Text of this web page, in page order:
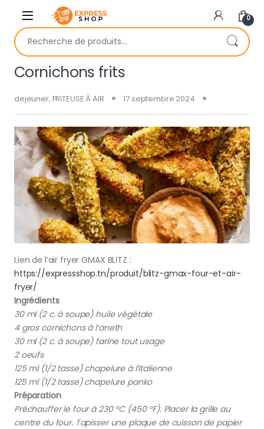
Skip to navigation
Skip to content
0
Recherche pour :
Cornichons frits
dejeuner, FRITEUSE À AIR 17 septembre 2024
Lien de l’air fryer GMAX BLITZ :
https://expressshop.tn/produit/blitz-gmax-four-et-air-
fryer/
Ingrédients
30 ml (2 c. à soupe) huile végétale
4 gros cornichons à l’aneth
30 ml (2 c. à soupe) farine tout usage
2 oeufs
125 ml (1/2 tasse) chapelure à l’italienne
125 ml (1/2 tasse) chapelure panko
Préparation
Préchauffer le four à 230 °C (450 °F). Placer la grille au
centre du four. Tapisser une plaque de cuisson de papier